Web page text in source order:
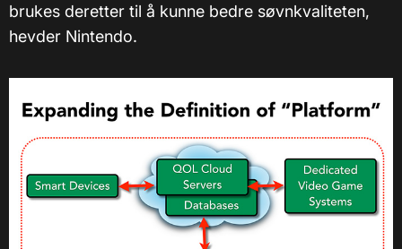
brukes deretter til å kunne bedre søvnkvaliteten,
hevder Nintendo.